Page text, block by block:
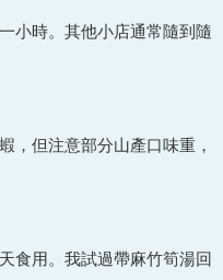
小時。其他小店通常隨到隨
，但注意部分山產口味重，
食用。我試過帶麻竹筍湯回